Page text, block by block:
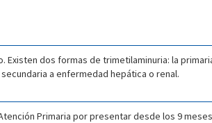
dos formas de trimetilaminuria: la
a enfermedad hepática o renal.
Primaria por presentar desde los 9